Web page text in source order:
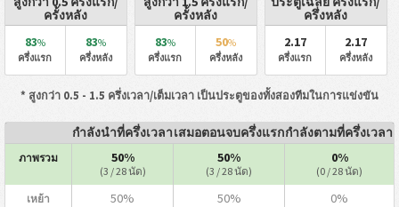
ครั้งหลัง
83%
ครึ่งแรก
83%
ครึ่งหลัง
ครั้งหลัง
83%
ครึ่งแรก
50%
ครึ่งหลัง
ครึ่งหลัง
2.17
ครึ่งแรก
2.17
ครึ่งหลัง
* สูงกว่า 0.5 - 1.5 ครึ่งเวลา/เต็มเวลา เป็นประตูของทั้งสองทีมในการแข่งขัน
กำลังนำที่ครึ่งเวลาเสมอตอนจบครึ่งแรกกำลังตามที่ครึ่งเวลา
ภาพรวม 50%
(3 / 28 นัด)
50%
(3 / 28 นัด)
0%
(0 / 28 นัด)
เหย้า 50% 50% 0%